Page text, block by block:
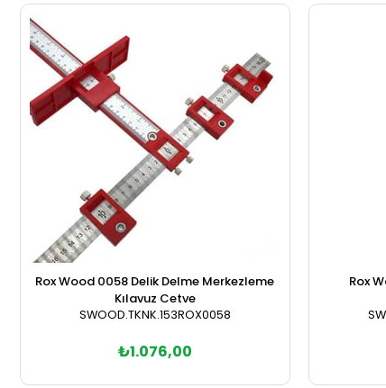
Sepete Ekle
Rox Wood 0058 Delik Delme Merkezleme
Kılavuz Cetve
SWOOD.TKNK.153ROX0058
₺1.076,00
Rox